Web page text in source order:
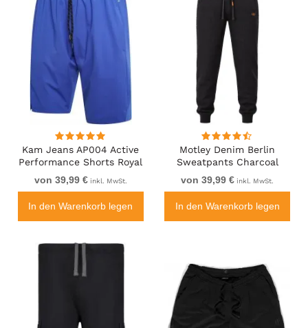
Kam Jeans AP004 Active
Performance Shorts Royal
Blue
von 39,99 €inkl. MwSt.
In den Warenkorb legen
Motley Denim Berlin
Sweatpants Charcoal
von 39,99 € inkl. MwSt.
In den Warenkorb legen